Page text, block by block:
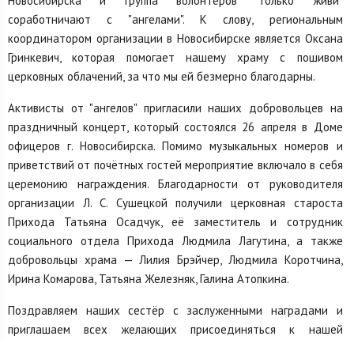
соработничают с "ангелами". К слову, региональным
координатором организации в Новосибирске является Оксана
Гринкевич, которая помогает нашему храму с пошивом
церковных облачений, за что мы ей безмерно благодарны.
Активисты от "ангелов" пригласили наших добровольцев на
праздничный концерт, который состоялся 26 апреля в Доме
офицеров г. Новосибирска. Помимо музыкальных номеров и
приветствий от почётных гостей мероприятие включало в себя
церемонию награждения. Благодарности от руководителя
организации Л. С. Сушецкой получили церковная староста
Прихода Татьяна Осадчук, её заместитель и сотрудник
социального отдела Прихода Людмила Лагутина, а также
добровольцы храма — Лилия Брэйчер, Людмила Коротчина,
Ирина Комарова, Татьяна Железняк, Галина Атопкина.
Поздравляем наших сестёр с заслуженными наградами и
приглашаем всех желающих присоединяться к нашей